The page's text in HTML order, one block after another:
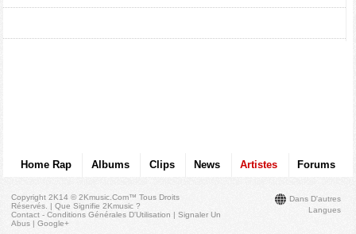
Home Rap Albums Clips News Artistes Forums
Dans D'autres
Langues
Copyright 2K14 © 2Kmusic.com™Tous Droits
Réservés . |Que Signifie 2Kmusic ?
Contact - Conditions Générales D'Utilisation |Signaler Un
Abus |Google+